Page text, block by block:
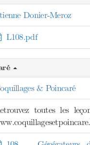
Donier-Meroz
L108.pdf
& Poincaré
toutes les